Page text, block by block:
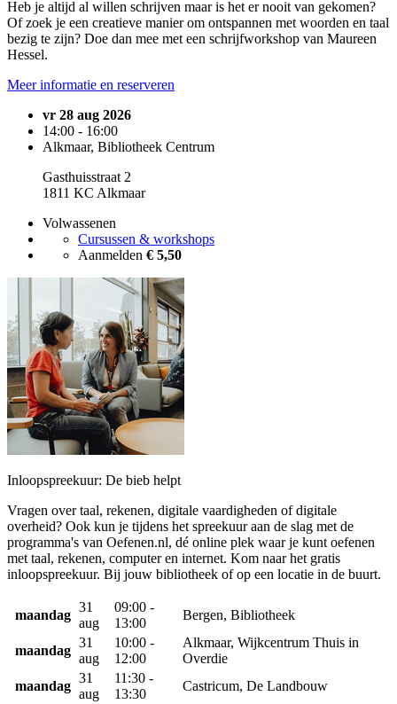
Heb je altijd al willen schrijven maar is het er nooit van gekomen?
Of zoek je een creatieve manier om ontspannen met woorden en taal
bezig te zijn? Doe dan mee met een schrijfworkshop van Maureen
Hessel.
Meer informatie en reserveren
vr 28 aug 2026
14:00 - 16:00
Alkmaar, Bibliotheek Centrum
Gasthuisstraat 2
1811 KC Alkmaar
Volwassenen
Cursussen & workshops
Aanmelden € 5,50
Inloopspreekuur: De bieb helpt
Vragen over taal, rekenen, digitale vaardigheden of digitale
overheid? Ook kun je tijdens het spreekuur aan de slag met de
programma's van Oefenen.nl, dé online plek waar je kunt oefenen
met taal, rekenen, computer en internet. Kom naar het gratis
inloopspreekuur. Bij jouw bibliotheek of op een locatie in de buurt.
maandag
31
aug
09:00 -
13:00
Bergen, Bibliotheek
maandag
31
aug
10:00 -
12:00
Alkmaar, Wijkcentrum Thuis in
Overdie
maandag
31
aug
11:30 -
13:30
Castricum, De Landbouw